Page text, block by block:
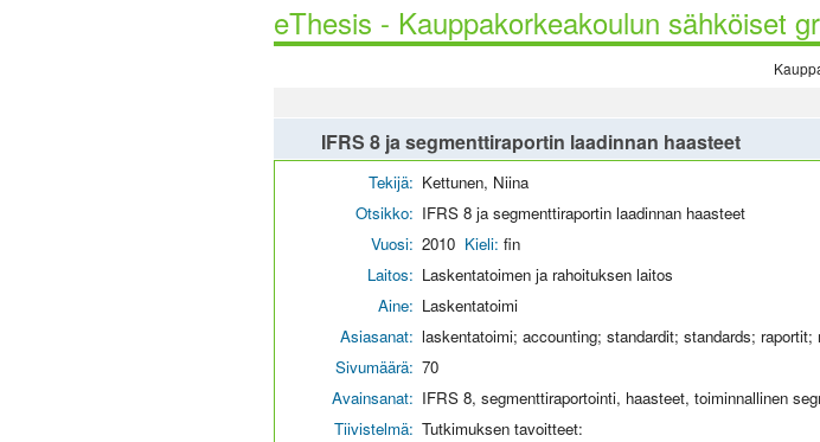
eThesis - Kauppakorkeakoulun sähköiset
IFRS 8 ja segmenttiraportin laadinnan haasteet
Tekijä: Kettunen, Niina
Otsikko: IFRS 8 ja segmenttiraportin laadinnan haasteet
Vuosi: 2010 Kieli: fin
Laitos: Laskentatoimen ja rahoituksen laitos
Aine: Laskentatoimi
Asiasanat: laskentatoimi; accounting; standardit; standards;
Sivumäärä: 70
Avainsanat: IFRS 8, segmenttiraportointi, haasteet, toiminnallinen
Tiivistelmä: Tutkimuksen tavoitteet: